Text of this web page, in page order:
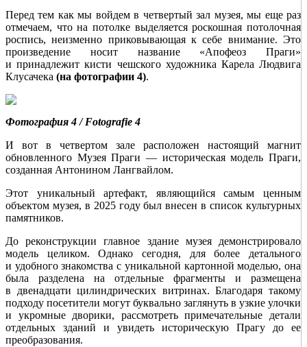
Перед тем как мы вой­дем в четвертый зал музея, мы еще раз
отмечаем, что на потолке выделяется роскошная потолочная
роспись, неизменно приковывающая к себе внимание. Это
произведение носит название «Апофеоз Праги»
и принадлежит кисти чешского художника Карела Людвига
Клусачека (на фотографии 4).
Фотография 4 / Fotografie 4
И вот в четвертом зале расположен настоящий магнит
обновленного Музея Праги — историческая модель Праги,
созданная Антонином Лангвайлом.
Этот уникальный артефакт, являющийся самым ценным
объектом музея, в 2025 году был внесен в список культурных
памятников.
До реконструкции главное здание музея демонстрировало
модель целиком. Однако сегодня, для более детального
и удобного знакомства с уникальной картонной моделью, она
была разделена на отдельные фрагменты и размещена
в двенадцати цилиндрических витринах. Благодаря такому
подходу посетители могут буквально заглянуть в узкие улочки
и укромные дворики, рассмотреть примечательные детали
отдельных зданий и увидеть историческую Прагу до ее
преобразования.